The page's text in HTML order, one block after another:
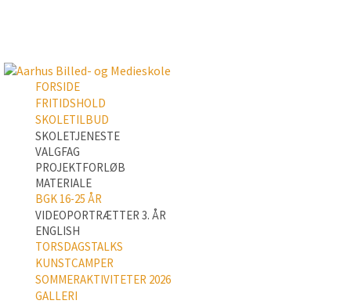
FORSIDE
FRITIDSHOLD
SKOLETILBUD
SKOLETJENESTE
VALGFAG
PROJEKTFORLØB
MATERIALE
BGK 16-25 ÅR
VIDEOPORTRÆTTER 3. ÅR
ENGLISH
TORSDAGSTALKS
KUNSTCAMPER
SOMMERAKTIVITETER 2026
GALLERI